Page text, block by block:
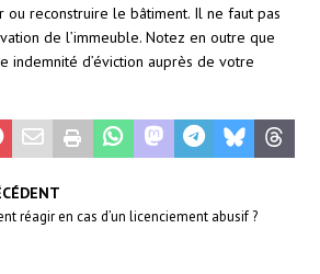
ou reconstruire le bâtiment. Il ne faut pas
de l’immeuble. Notez en outre que
indemnité d’éviction auprès de votre
réagir en cas d’un licenciement abusif ?